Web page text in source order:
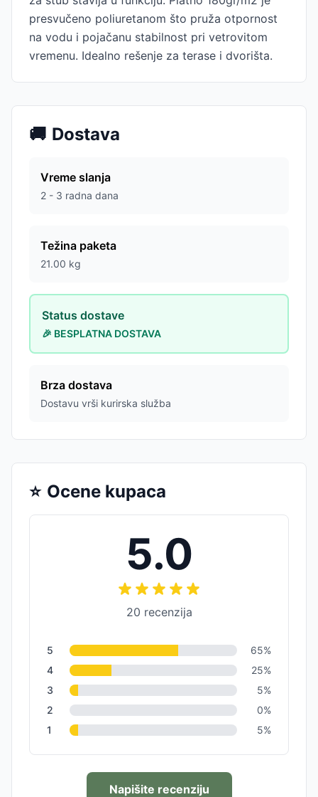
presvučeno poliuretanom što pruža otpornost
na vodu i pojačanu stabilnost pri vetrovitom
vremenu. Idealno rešenje za terase i dvorišta.
🚚 Dostava
Vreme slanja
2 - 3 radna dana
Težina paketa
21.00 kg
Status dostave
🎉 BESPLATNA DOSTAVA
Brza dostava
Dostavu vrši kurirska služba
⭐ Ocene kupaca
5.0
20 recenzija
5 65%
4
25%
3
5%
2
0%
1
5%
Napišite recenziju